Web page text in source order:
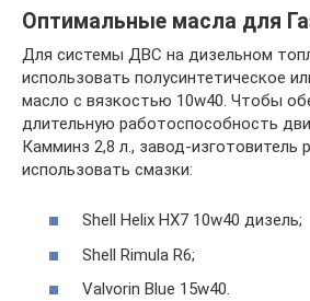
Оптимальные масла для
Для системы ДВС на дизельном
использовать полусинтетическое
масло с вязкостью 10w40. Чтобы
длительную работоспособность
Камминз 2,8 л., завод-изготовитель
использовать смазки:
Shell Helix HX7 10w40 дизель;
Shell Rimula R6;
Valvorin Blue 15w40.